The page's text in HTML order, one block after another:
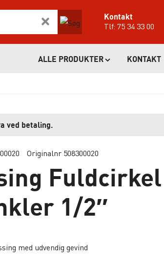
Kontakt
Tlf:75 34 33 00
ALLE PRODUKTER KONTAKT
ved betaling.
Originalnr 508300020
Fuldcirkel
1/2″
med udvendig gevind